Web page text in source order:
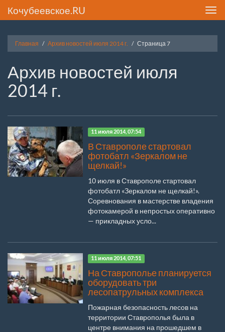
Кочубеевское.RU
Главная Архив новостей июля 2014 г. Страница 7
Архив новостей июля
2014 г.
11 июля 2014, 07:54
В Ставрополе стартовал
фотобатл «Зеркалом не
щелкай!»
10 июля в Ставрополе стартовал
фотобатл «Зеркалом не щелкай!».
Соревнования в мастерстве владения
фотокамерой в непростых оперативно
— прикладных усло...
11 июля 2014, 07:51
На Ставрополье планируется
оборудовать три
лесопатрульных комплекса
Пожарная безопасность лесов на
территории Ставрополья была в
центре внимания на прошедшем в